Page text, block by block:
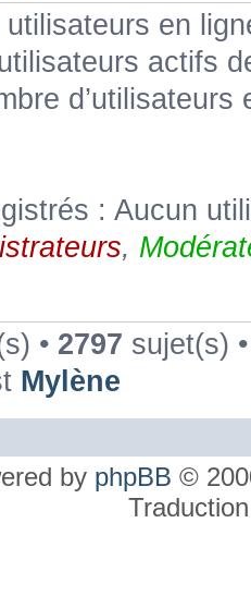
utilisateurs en
actifs
: Aucun
,
• 2797 sujet(s)
Mylène
by phpBB ©